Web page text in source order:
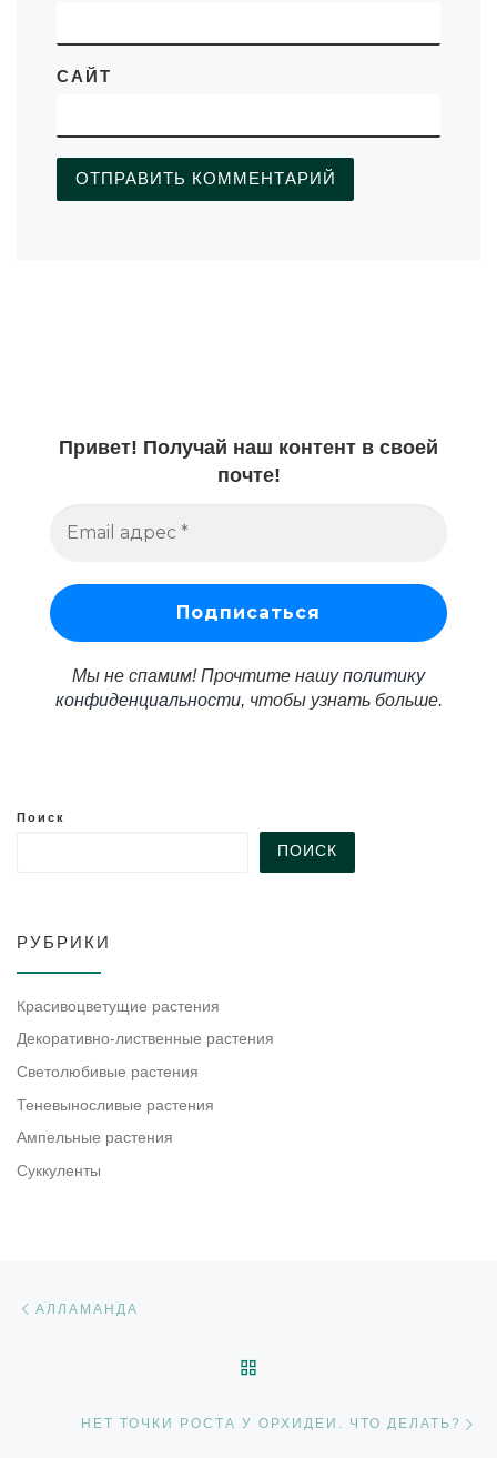
САЙТ
Привет! Получай наш контент в своей
почте!
Мы не спамим! Прочтите нашуполитику
конфиденциальности, чтобы узнать больше.
Поиск
ПОИСК
РУБРИКИ
Красивоцветущие растения
Декоративно-лиственные растения
Светолюбивые растения
Теневыносливые растения
Ампельные растения
Суккуленты
АЛЛАМАНДА
НЕТ ТОЧКИ РОСТА У ОРХИДЕИ. ЧТО ДЕЛАТЬ?